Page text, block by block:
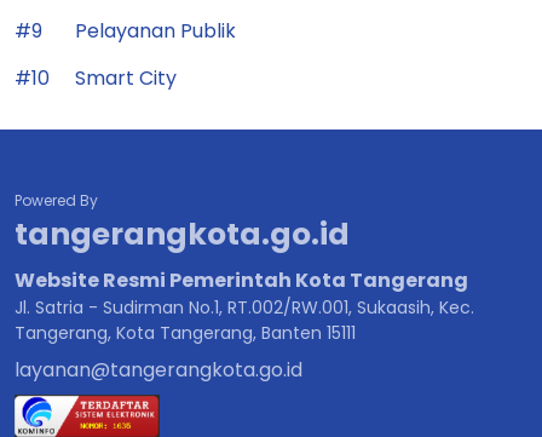
#9
Pelayanan Publik
#10
Smart City
Powered By
tangerangkota.go.id
Website Resmi Pemerintah Kota Tangerang
Jl. Satria - Sudirman No.1, RT.002/RW.001, Sukaasih, Kec.
Tangerang, Kota Tangerang, Banten 15111
layanan@tangerangkota.go.id